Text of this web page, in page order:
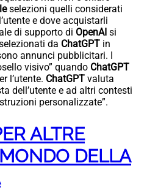
selezioni quelli considerati
e dove acquistarli
di supporto di OpenAI si
da ChatGPT in
annunci pubblicitari. I
visivo” quando ChatGPT
l’utente. ChatGPT valuta
dell’utente e ad altri contesti
personalizzate”.
ALTRE
DELLA